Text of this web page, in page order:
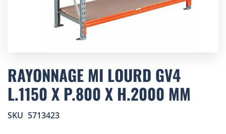
to
the
beginning
of
images
RAYONNAGE MI LOURD GV4
L.1150 X P.800 X H.2000 MM
SKU 5713423